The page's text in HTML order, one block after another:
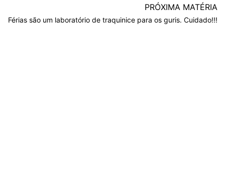
PRÓXIMA MATÉRIA
Férias são um laboratório de traquinice para os guris. Cuidado!!!